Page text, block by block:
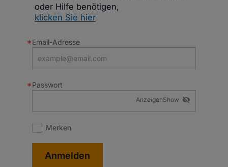
oder Hilfe benötigen,
klicken Sie hier
Email-Adresse
Passwort
Show visibility_off
Merken
Anmelden